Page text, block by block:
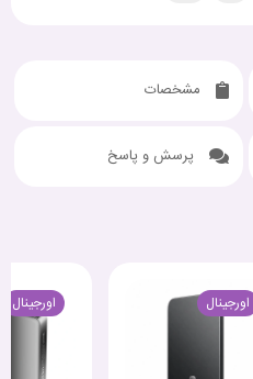
مشخصات
پرسش و پاسخ
اورجینال اورجینال